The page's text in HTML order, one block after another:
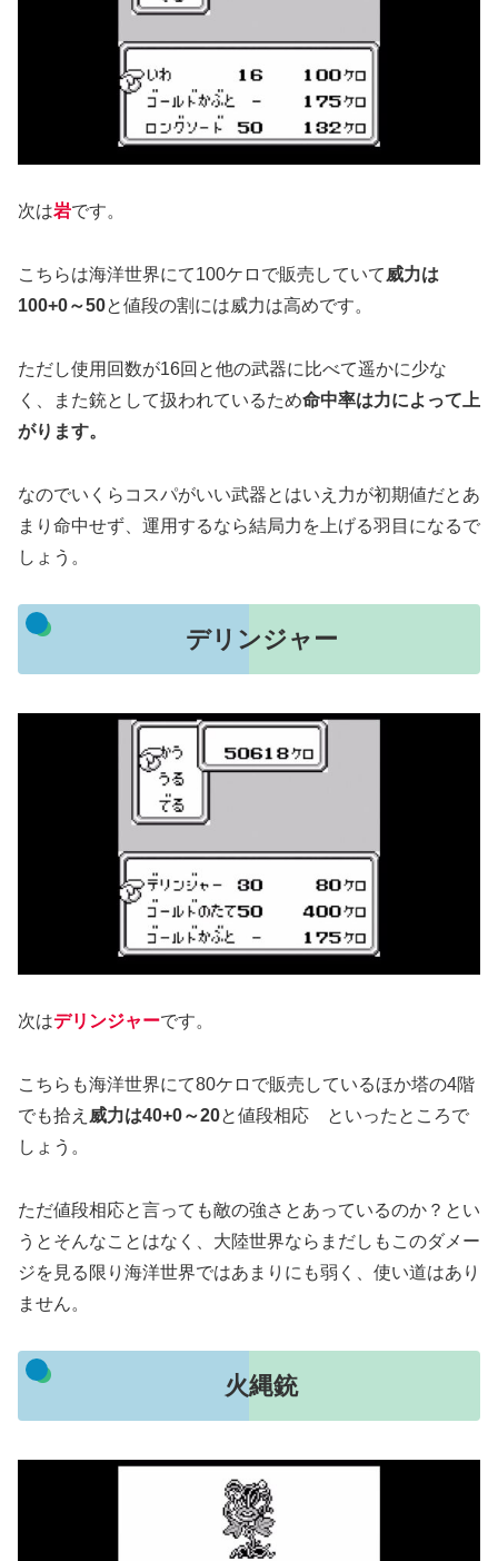
次は岩です。
こちらは海洋世界にて100ケロで販売していて威力は
100+0～50と値段の割には威力は高めです。
ただし使用回数が16回と他の武器に比べて遥かに少な
く、また銃として扱われているため命中率は力によって上
がります。
なのでいくらコスパがいい武器とはいえ力が初期値だとあ
まり命中せず、運用するなら結局力を上げる羽目になるで
しょう。
デリンジャー
次はデリンジャーです。
こちらも海洋世界にて80ケロで販売しているほか塔の4階
でも拾え 威力は40+0～20と値段相応 といったところで
しょう。
ただ値段相応と言っても敵の強さとあっているのか？とい
うとそんなことはなく、大陸世界ならまだしもこのダメー
ジを見る限り海洋世界ではあまりにも弱く、使い道はあり
ません。
火縄銃